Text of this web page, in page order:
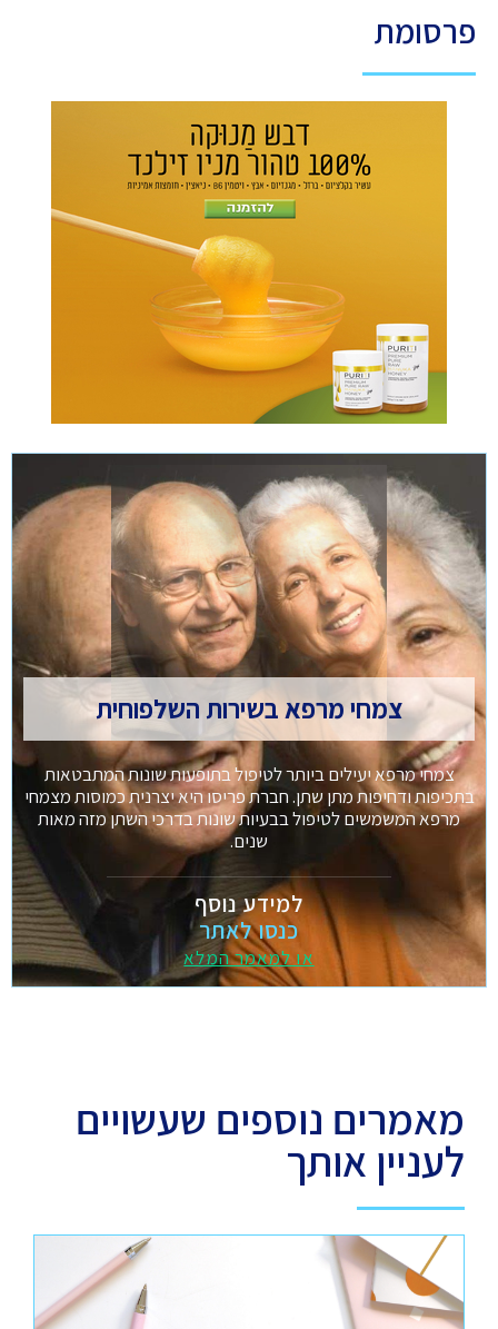
פרסומת
צמחי מרפא בשירות השלפוחית
צמחי מרפא יעילים ביותר לטיפול בתופעות שונות המתבטאות
בתכיפות ודחיפות מתן שתן. חברת פריסו היא יצרנית כמוסות מצמחי
מרפא המשמשים לטיפול בבעיות שונות בדרכי השתן מזה מאות
שנים.
למידע נוסף
כנסו לאתר
או למאמר המלא
מאמרים נוספים שעשויים
לעניין אותך